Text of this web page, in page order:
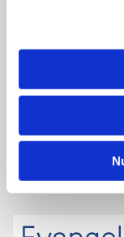
Brackel
Scharnhorst